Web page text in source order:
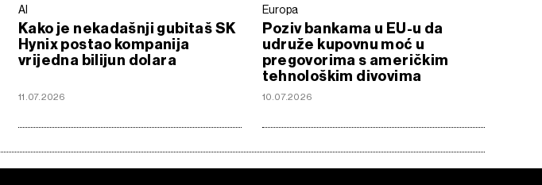
AI
Kako je nekadašnji gubitaš SK
Hynix postao kompanija
vrijedna bilijun dolara
11.07.2026
Europa
Poziv bankama u EU-u da
udruže kupovnu moć u
pregovorima s američkim
tehnološkim divovima
10.07.2026